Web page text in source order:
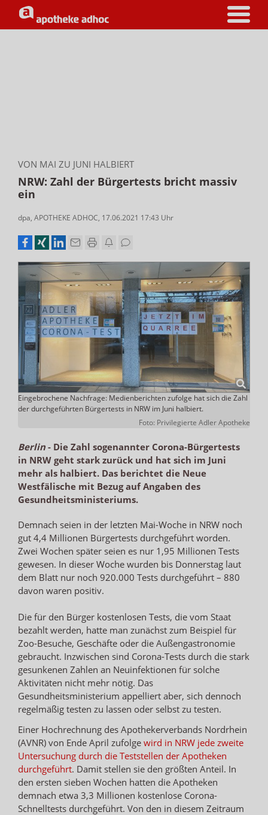
VON MAI ZU JUNI HALBIERT
NRW: Zahl der Bürgertests bricht massiv
ein
dpa, APOTHEKE ADHOC, 17.06.2021 17:43 Uhr
Eingebrochene Nachfrage: Medienberichten zufolge hat sich die Zahl
der durchgeführten Bürgertests in NRW im Juni halbiert.
Foto: Privilegierte Adler Apotheke
Berlin- Die Zahl sogenannter Corona-Bürgertests
in NRW geht stark zurück und hat sich im Juni
mehr als halbiert. Das berichtet die Neue
Westfälische mit Bezug auf Angaben des
Gesundheitsministeriums.
Demnach seien in der letzten Mai-Woche in NRW noch
gut 4,4 Millionen Bürgertests durchgeführt worden.
Zwei Wochen später seien es nur 1,95 Millionen Tests
gewesen. In dieser Woche wurden bis Donnerstag laut
dem Blatt nur noch 920.000 Tests durchgeführt – 880
davon waren positiv.
Die für den Bürger kostenlosen Tests, die vom Staat
bezahlt werden, hatte man zunächst zum Beispiel für
Zoo-Besuche, Geschäfte oder die Außengastronomie
gebraucht. Inzwischen sind Corona-Tests durch die stark
gesunkenen Zahlen an Neuinfektionen für solche
Aktivitäten nicht mehr nötig. Das
Gesundheitsministerium appelliert aber, sich dennoch
regelmäßig testen zu lassen oder selbst zu testen.
Einer Hochrechnung des Apothekerverbands Nordrhein
(AVNR) von Ende April zufolge wird in NRW jede zweite
Untersuchung durch die Teststellen der Apotheken
durchgeführt. Damit stellen sie den größten Anteil. In
den ersten sieben Wochen hatten die Apotheken
demnach etwa 3,3 Millionen kostenlose Corona-
Schnelltests durchgeführt. Von den in diesem Zeitraum